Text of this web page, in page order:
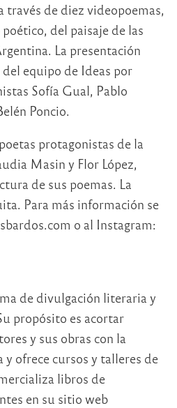
través de diez videopoemas,
del paisaje de las
La presentación
equipo de Ideas por
Sofía Gual, Pablo
Poncio.
protagonistas de la
Masin y Flor López,
de sus poemas. La
Para más información se
o al Instagram:
de divulgación literaria y
propósito es acortar
y sus obras con la
ofrece cursos y talleres de
libros de
en su sitio web